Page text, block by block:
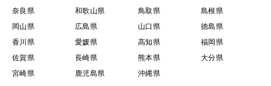
奈良県
和歌山県 鳥取県
島根県
岡山県
広島県 山口県
徳島県
香川県
愛媛県 高知県
福岡県
佐賀県
長崎県 熊本県
大分県
宮崎県
鹿児島県 沖縄県